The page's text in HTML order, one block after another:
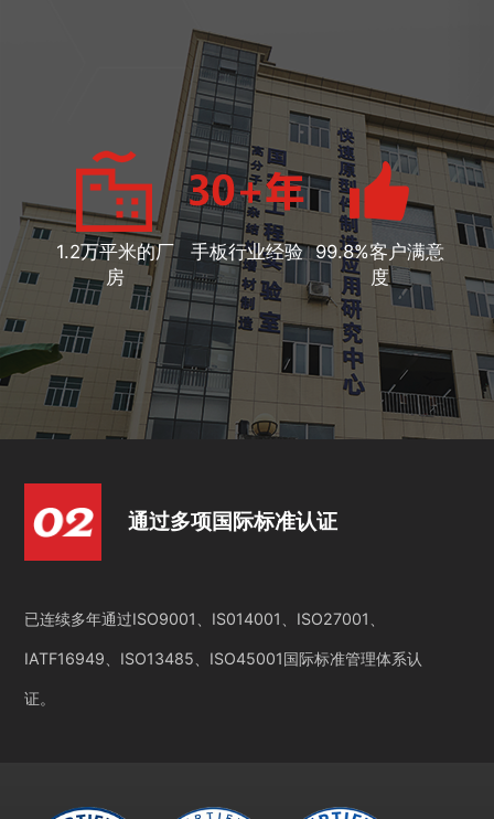
1.2万平米的厂
房
手板行业经验 99.8%客户满意
度
通过多项国际标准认证
已连续多年通过ISO9001、IS014001、ISO27001、
IATF16949、ISO13485、ISO45001国际标准管理体系认
证。